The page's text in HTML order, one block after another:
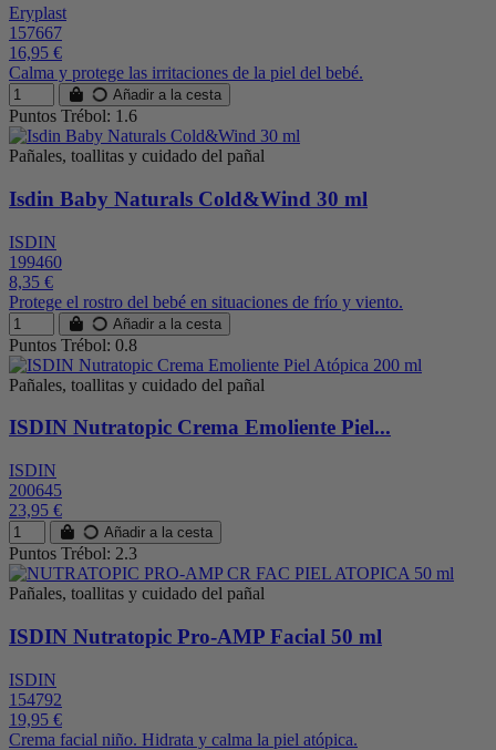
Eryplast
157667
16,95 €
Calma y protege las irritaciones de la piel del bebé.
Añadir a la cesta
Puntos Trébol: 1.6
Pañales, toallitas y cuidado del pañal
Isdin Baby Naturals Cold&Wind 30 ml
ISDIN
199460
8,35 €
Protege el rostro del bebé en situaciones de frío y viento.
Añadir a la cesta
Puntos Trébol: 0.8
Pañales, toallitas y cuidado del pañal
ISDIN Nutratopic Crema Emoliente Piel...
ISDIN
200645
23,95 €
Añadir a la cesta
Puntos Trébol: 2.3
Pañales, toallitas y cuidado del pañal
ISDIN Nutratopic Pro-AMP Facial 50 ml
ISDIN
154792
19,95 €
Crema facial niño. Hidrata y calma la piel atópica.